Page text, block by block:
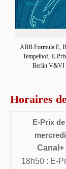
ABB Formula E,
Tempelhof, E-
Berlin V&VI
Horaires
E-Prix
Canal+
18h50 : E-